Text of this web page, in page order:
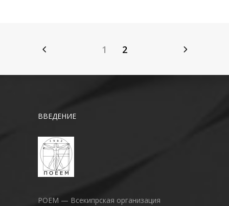
1 2
ВВЕДЕНИЕ
POEM — Всекипрская организация